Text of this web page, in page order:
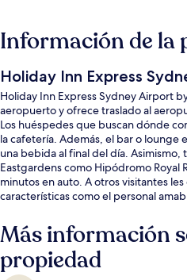
Información de la
Holiday Inn Express
Holiday Inn Express Sydney Airport
aeropuerto y ofrece traslado al
Los huéspedes que buscan dónde
la cafetería. Además, el bar o lounge
una bebida al final del día.
Eastgardens como Hipódromo Royal
minutos en auto. A otros visitantes
características como el personal
público: Estación Mascot está a 11
Más información
propiedad